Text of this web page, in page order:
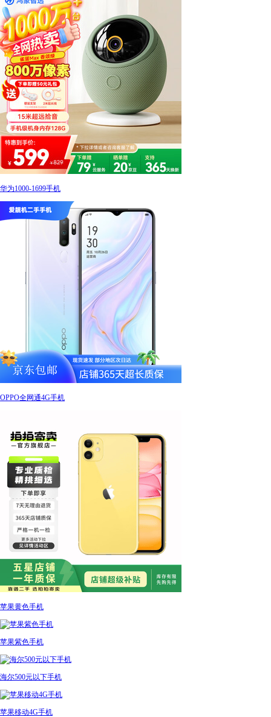
华为1000-1699手机
OPPO全网通4G手机
苹果黄色手机
苹果紫色手机
海尔500元以下手机
苹果移动4G手机